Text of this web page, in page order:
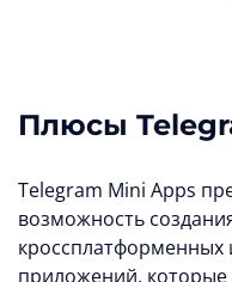
Плюсы
Telegram Mini Apps
возможность
кроссплатформенных
приложений,